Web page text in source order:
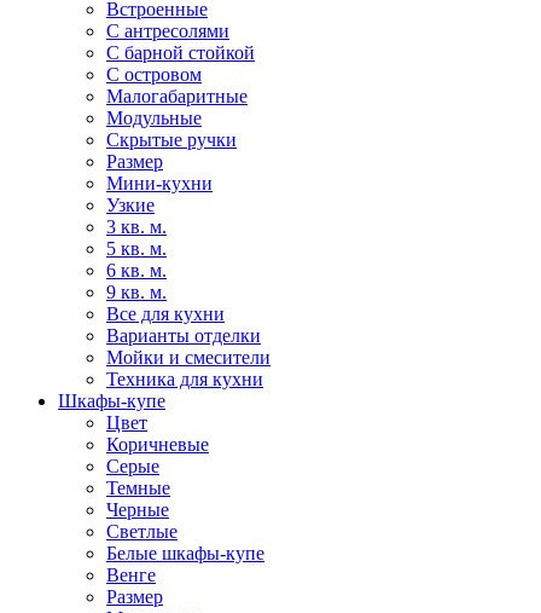
Встроенные
С антресолями
С барной стойкой
С островом
Малогабаритные
Модульные
Скрытые ручки
Размер
Мини-кухни
Узкие
3 кв. м.
5 кв. м.
6 кв. м.
9 кв. м.
Все для кухни
Варианты отделки
Мойки и смесители
Техника для кухни
Шкафы-купе
Цвет
Коричневые
Серые
Темные
Черные
Светлые
Белые шкафы-купе
Венге
Размер